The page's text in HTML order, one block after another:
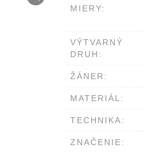
MIERY:
VÝTVARNÝ
DRUH:
ŽÁNER:
MATERIÁL:
TECHNIKA:
ZNAČENIE: